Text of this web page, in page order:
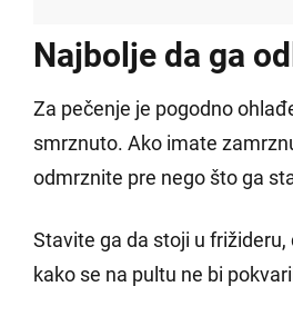
Najbolje da ga
Za pečenje je pogodno
smrznuto. Ako imate
odmrznite pre nego što ga
Stavite ga da stoji u frižideru,
kako se na pultu ne bi